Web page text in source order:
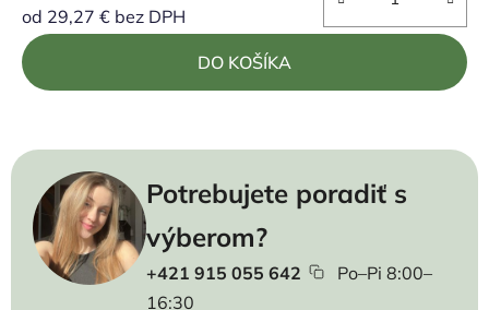
od 29,27 € bez DPH
Jednotková cena:
DO KOŠÍKA
Potrebujete poradiť s
výberom?
+421 915 055 642
Po–Pi 8:00–
16:30